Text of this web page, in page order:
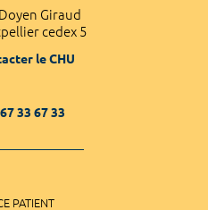
Giraud
cedex 5
le CHU
33 67 33
PATIENT